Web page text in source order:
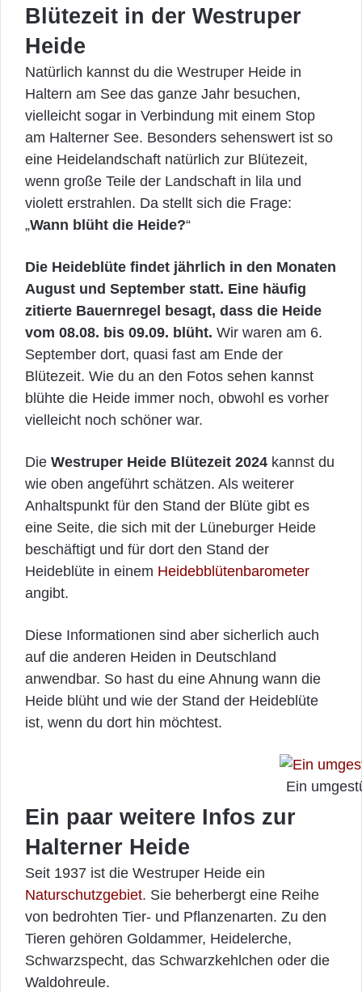
Blütezeit in der Westruper
Heide
Natürlich kannst du die Westruper Heide in
Haltern am See das ganze Jahr besuchen,
vielleicht sogar in Verbindung mit einem Stop
am Halterner See. Besonders sehenswert ist so
eine Heidelandschaft natürlich zur Blütezeit,
wenn große Teile der Landschaft in lila und
violett erstrahlen. Da stellt sich die Frage:
„Wann blüht die Heide?“
Die Heideblüte findet jährlich in den Monaten
August und September statt. Eine häufig
zitierte Bauernregel besagt, dass die Heide
vom 08.08. bis 09.09. blüht. Wir waren am 6.
September dort, quasi fast am Ende der
Blütezeit. Wie du an den Fotos sehen kannst
blühte die Heide immer noch, obwohl es vorher
vielleicht noch schöner war.
Die Westruper Heide Blütezeit 2024 kannst du
wie oben angeführt schätzen. Als weiterer
Anhaltspunkt für den Stand der Blüte gibt es
eine Seite, die sich mit der Lüneburger Heide
beschäftigt und für dort den Stand der
Heideblüte in einem Heidebblütenbarometer
angibt.
Diese Informationen sind aber sicherlich auch
auf die anderen Heiden in Deutschland
anwendbar. So hast du eine Ahnung wann die
Heide blüht und wie der Stand der Heideblüte
ist, wenn du dort hin möchtest.
Ein
Ein paar weitere Infos zur
Halterner Heide
Seit 1937 ist die Westruper Heide ein
Naturschutzgebiet. Sie beherbergt eine Reihe
von bedrohten Tier- und Pflanzenarten. Zu den
Tieren gehören Goldammer, Heidelerche,
Schwarzspecht, das Schwarzkehlchen oder die
Waldohreule.